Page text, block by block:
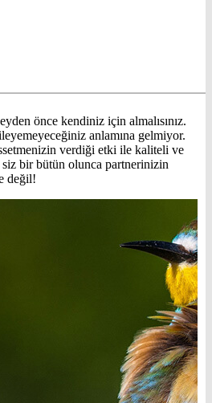
önce kendiniz için almalısınız.
anlamına gelmiyor.
verdiği etki ile kaliteli ve
siz bir bütün olunca partnerinizin
değil!